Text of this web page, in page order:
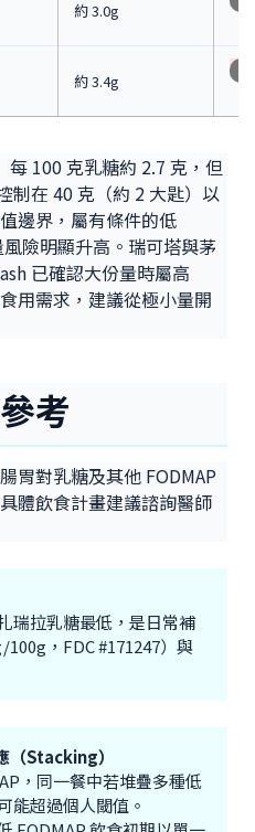
約 3.0g
約 3.4g
每 100 克乳糖約 2.7 克，但
制在 40 克（約 2 大匙）以
邊界，屬有條件的低
險明顯升高。瑞可塔與茅
已確認大份量時屬高
用需求，建議從極小量開
考
胃對乳糖及其他 FODMAP
體飲食計畫建議諮詢醫師
瑞拉乳糖最低，是日常補
，FDC #171247）與
（Stacking）
，同一餐中若堆疊多種低
能超過個人閾值。